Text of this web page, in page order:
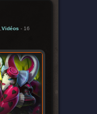
,Vidéos - 16